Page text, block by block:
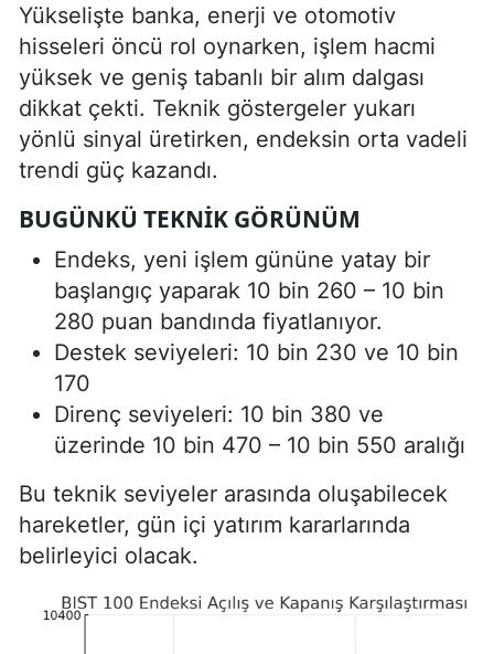
Yükselişte banka, enerji ve otomotiv
hisseleri öncü rol oynarken, işlem hacmi
yüksek ve geniş tabanlı bir alım dalgası
dikkat çekti. Teknik göstergeler yukarı
yönlü sinyal üretirken, endeksin orta vadeli
trendi güç kazandı.
BUGÜNKÜ TEKNIK GÖRÜNÜM
Endeks, yeni işlem gününe yatay bir
başlangıç yaparak 10 bin 260 – 10 bin
280 puan bandında fiyatlanıyor.
Destek seviyeleri: 10 bin 230 ve 10 bin
170
Direnç seviyeleri: 10 bin 380 ve
üzerinde 10 bin 470 – 10 bin 550 aralığı
Bu teknik seviyeler arasında oluşabilecek
hareketler, gün içi yatırım kararlarında
belirleyici olacak.